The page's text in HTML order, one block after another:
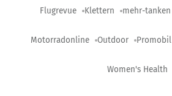
Flugrevue Klettern mehr-tanken
Motorradonline Outdoor Promobil
Women's Health